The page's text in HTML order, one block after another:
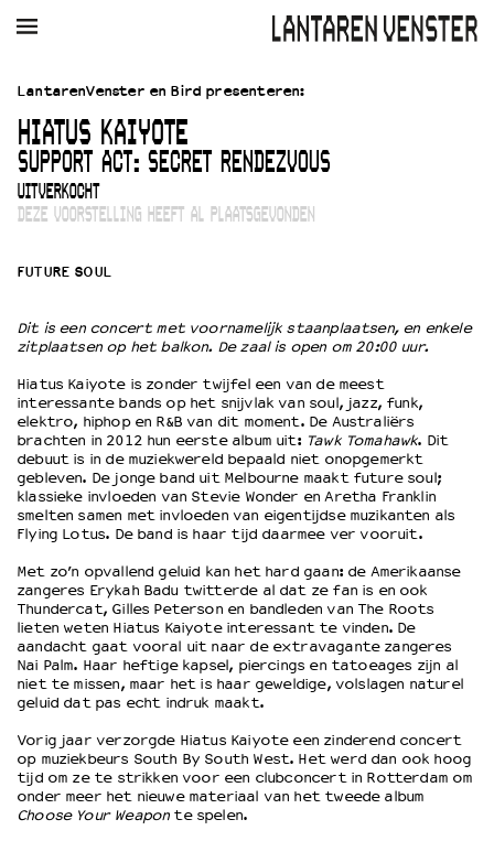
AGENDA FILM MUZIEK RESTAURANT
Winkelmandje
Zoek
PLAN JE BEZOEK
Openingstijden & contact
Kaartverkoop
EDUCATIE
Schoolvoorstellingen
Filmprogramma’s Primair Onderwijs
Filmprogramma’s VO/MBO
Speciale educatieprogramma’s
Wat we doen
Werken bij
Wie is wie
Word vriend
Historie
Partners
Huisregels
Privacyverklaring
Integriteits- en gedragscode
Duurzaamheid
LantarenVenster en Bird presenteren:
HIATUS KAIYOTE
SUPPORT ACT: SECRET RENDEZVOUS
UITVERKOCHT
DEZE VOORSTELLING HEEFT AL PLAATSGEVONDEN
FUTURE SOUL
Dit is een concert met voornamelijk staanplaatsen, en enkele
zitplaatsen op het balkon. De zaal is open om 20:00 uur.
Hiatus Kaiyote is zonder twijfel een van de meest
interessante bands op het snijvlak van soul, jazz, funk,
elektro, hiphop en R&B van dit moment. De Australiërs
brachten in 2012 hun eerste album uit: Tawk Tomahawk. Dit
debuut is in de muziekwereld bepaald niet onopgemerkt
gebleven. De jonge band uit Melbourne maakt future soul;
klassieke invloeden van Stevie Wonder en Aretha Franklin
smelten samen met invloeden van eigentijdse muzikanten als
Flying Lotus. De band is haar tijd daarmee ver vooruit.
Met zo’n opvallend geluid kan het hard gaan: de Amerikaanse
zangeres Erykah Badu twitterde al dat ze fan is en ook
Thundercat, Gilles Peterson en bandleden van The Roots
lieten weten Hiatus Kaiyote interessant te vinden. De
aandacht gaat vooral uit naar de extravagante zangeres
Nai Palm. Haar heftige kapsel, piercings en tatoeages zijn al
niet te missen, maar het is haar geweldige, volslagen naturel
geluid dat pas echt indruk maakt.
Vorig jaar verzorgde Hiatus Kaiyote een zinderend concert
op muziekbeurs South By South West. Het werd dan ook hoog
tijd om ze te strikken voor een clubconcert in Rotterdam om
onder meer het nieuwe materiaal van het tweede album
Choose Your Weaponte spelen.